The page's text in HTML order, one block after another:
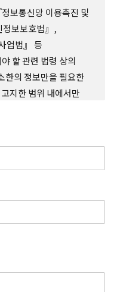
(이하 “상품 등”이라
퓨터 등 정보통신설비를
정한 가상의 영업장을
하는 모바일 웹과 앱을
정의 절차를 거쳐
사가 제공하는 서비스를
비스의 이용을 위하여
를 말합니다.
가 설정하여 사이트에
.
어의 의미는 일반적인
보통신망 이용촉진 및
정보보호법』,
업법』 등
할 관련 법령 상의
한의 정보만을 필요한
지한 범위 내에서만
과하여 이용하거나
며, 개인정보보호를 위해
고 개인정보취급방침을
여 웹사이트 및 전자우편
항목